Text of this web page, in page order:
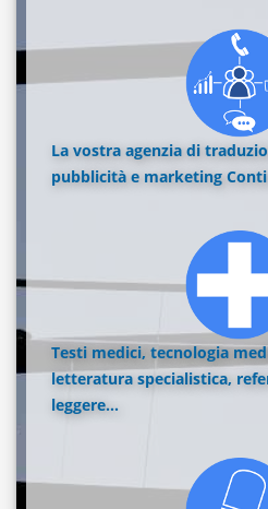
La vostra agenzia di
pubblicità e marketing
Testi medici, tecnologia
letteratura specialistica,
leggere...